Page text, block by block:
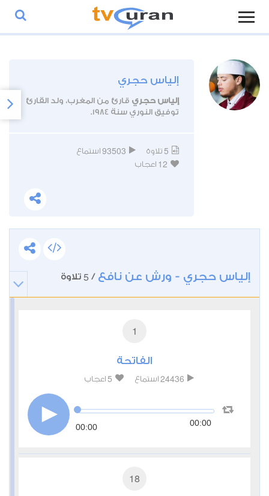
إلياس حجري
إلياس حجري قارئ من المغرب، ولد القارئ
توفيق النوري سنة 1984.
5 تلاوة 93503 استماع
12 اعجاب
إلياس حجري - ورش عن نافع /
5 تلاوة
1
الفاتحة
24436 استماع 5 اعجاب
00:00 00:00
18